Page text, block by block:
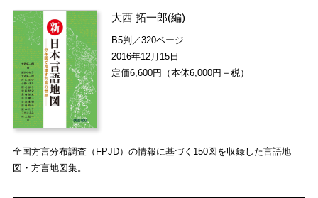
大西 拓一郎(編)
B5判／320ページ
2016年12月15日
定価6,600円（本体6,000円＋税）
全国方言分布調査（FPJD）の情報に基づく150図を収録した言語地
図・方言地図集。